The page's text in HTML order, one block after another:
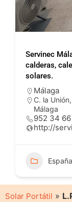
Servinec
calderas,
solares.
Málaga
C. la
Málaga
952 34
http://
España
Solar Portátil »